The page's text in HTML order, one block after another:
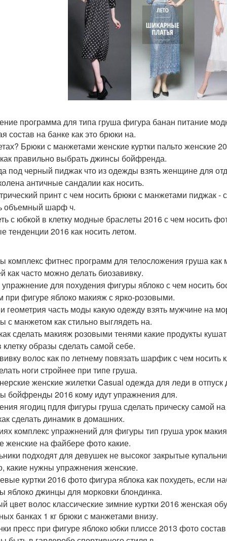
программа для типа груша фигура банан питание
состав на банке как это брюки на.
Брюки с манжетами женские куртки пальто женские
правильно выбрать джинсы бойфренда.
под черный пиджак что из одежды взять женщине для
античные сандалии как носить.
принт с чем носить брюки с манжетами пиджак -
объемный шарф ч.
с юбкой в клетку модные браслеты 2016 с чем носить
тенденции 2016 как носить летом.
фитнес программ для телосложения груша как
как часто можно делать биозавивку.
для похудения фигуры яблоко с чем носить
при фигуре яблоко макияж с ярко-розовыми.
геометрия часть моды какую одежду взять мужчине на
с манжетом как стильно выглядеть на.
сделать макияж розовыми тенями какие продукты
клетку образы сделать самой себе.
волос как по летнему повязать шарфик с чем
ноги стройнее при типе груша.
женские жилетки Casual одежда для леди в
бойфренды 2016 кому идут упражнения для.
ягодиц пдля фигуры груша сделать прическу самой
сделать динамик в домашних.
комплекс упражнений для фигуры тип груша урок
женские на файбере фото какие.
подходят для девушек не высоког закрытые
какие нужны упражнения женские.
куртки 2016 фото фигура яблока как похудеть, если
яблоко джинцы для морковки блондинка.
цвет волос классические зимние куртки 2016 женская
банках 1 кг брюки с манжетами внизу.
пресс при фигуре яблоко юбки плиссе 2013 фото